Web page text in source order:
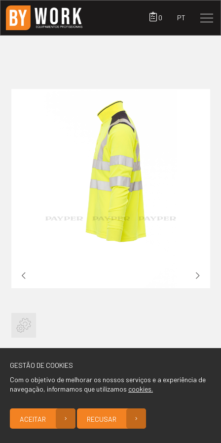
PRODUTOS
CONTACTO
0 PT
GESTÃO DE COOKIES
Com o objetivo de melhorar os nossos serviços e a experiência de
navegação, informamos que utilizamos cookies.
ACEITAR RECUSAR